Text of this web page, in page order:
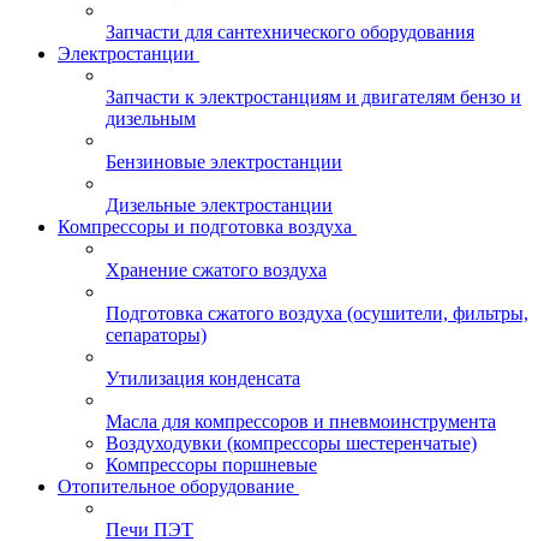
Запчасти для сантехнического оборудования
Электростанции
Запчасти к электростанциям и двигателям бензо и
дизельным
Бензиновые электростанции
Дизельные электростанции
Компрессоры и подготовка воздуха
Хранение сжатого воздуха
Подготовка сжатого воздуха (осушители, фильтры,
сепараторы)
Утилизация конденсата
Масла для компрессоров и пневмоинструмента
Воздуходувки (компрессоры шестеренчатые)
Компрессоры поршневые
Отопительное оборудование
Печи ПЭТ